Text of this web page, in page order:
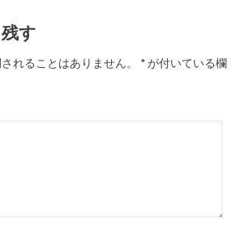
す
れることはありません。 *が付いている欄